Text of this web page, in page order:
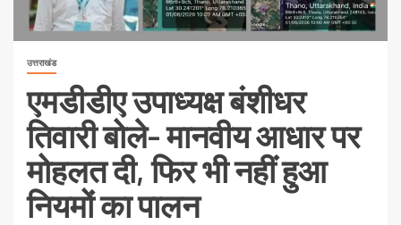
उत्तराखंड
एमडीडीए उपाध्यक्ष बंशीधर
तिवारी बोले- मानवीय आधार पर
मोहलत दी, फिर भी नहीं हुआ
नियमों का पालन